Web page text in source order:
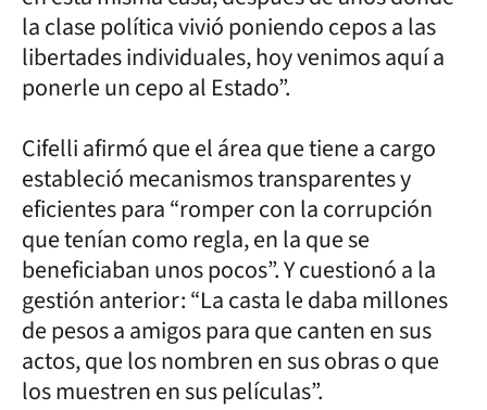
la clase política vivió poniendo cepos a las
libertades individuales, hoy venimos aquí a
ponerle un cepo al Estado”.
Cifelli afirmó que el área que tiene a cargo
estableció mecanismos transparentes y
eficientes para “romper con la corrupción
que tenían como regla, en la que se
beneficiaban unos pocos”. Y cuestionó a la
gestión anterior: “La casta le daba millones
de pesos a amigos para que canten en sus
actos, que los nombren en sus obras o que
los muestren en sus películas”.